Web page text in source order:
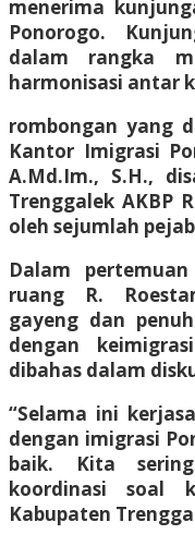
menerima
Ponorogo.
dalam rangka
harmonisasi antar
rombongan yang
Kantor Imigrasi
A.Md.Im., S.H.,
Trenggalek AKBP
oleh sejumlah
Dalam
ruang R.
gayeng dan
dengan
dibahas dalam
“Selama ini
dengan imigrasi
baik. Kita
koordinasi soal
Kabupaten